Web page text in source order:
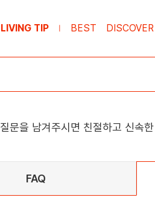
LIVING TIP | BEST DISCOVER
질문을 남겨주시면 친절하고 신속
FAQ